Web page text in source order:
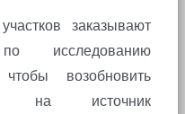
заказывают
исследованию
возобновить
на источник